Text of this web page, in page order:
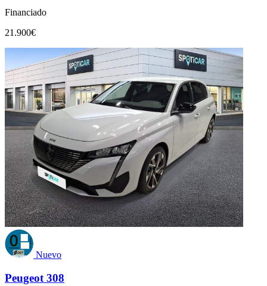
Financiado
21.900€
Nuevo
Peugeot 308